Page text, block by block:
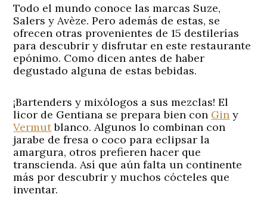
Todo el mundo conoce las marcas Suze,
Salers y Avèze. Pero además de estas, se
ofrecen otras provenientes de 15 destilerías
para descubrir y disfrutar en este restaurante
epónimo. Como dicen antes de haber
degustado alguna de estas bebidas.
¡Bartenders y mixólogos a sus mezclas! El
licor de Gentiana se prepara bien con Gin y
Vermutblanco. Algunos lo combinan con
jarabe de fresa o coco para eclipsar la
amargura, otros prefieren hacer que
transcienda. Así que aún falta un continente
más por descubrir y muchos cócteles que
inventar.